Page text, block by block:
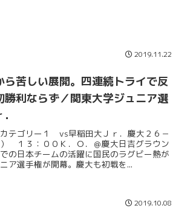
2019.11.22
ら苦しい展開。四連続トライで反
勝利ならず／関東大学ジュニア選
テゴリー１ vs早稲田大Ｊｒ．慶大２６－
１３：００Ｋ．Ｏ．＠慶大日吉グラウン
の日本チームの活躍に国民のラグビー熱が
ア選手権が開幕。慶大も初戦を...
2019.10.08